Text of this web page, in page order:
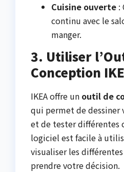
Cuisine ouverte :
continu avec le
manger.
3. Utiliser
Conception
IKEA offre un outil de
qui permet de dessiner
et de tester différentes
logiciel est facile à
visualiser les
prendre votre décision.